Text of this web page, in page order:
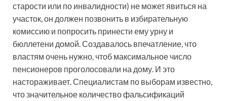
старости или по инвалидности) не может явиться на
участок, он должен позвонить в избирательную
комиссию и попросить принести ему урну и
бюллетени домой. Создавалось впечатление, что
властям очень нужно, чтоб максимальное число
пенсионеров проголосовали на дому. И это
настораживает. Специалистам по выборам известно,
что значительное количество фальсификаций